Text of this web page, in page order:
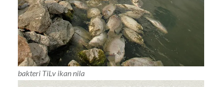
bakteri TiLv ikan nila